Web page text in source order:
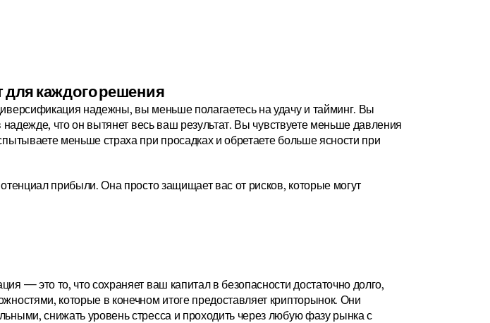
каждого решения
надежны, вы меньше полагаетесь на удачу и тайминг. Вы
надежде, что он вытянет весь ваш результат. Вы чувствуете меньше давления
меньше страха при просадках и обретаете больше ясности при
прибыли. Она просто защищает вас от рисков, которые могут
— это то, что сохраняет ваш капитал в безопасности достаточно долго,
которые в конечном итоге предоставляет крипторынок. Они
снижать уровень стресса и проходить через любую фазу рынка с